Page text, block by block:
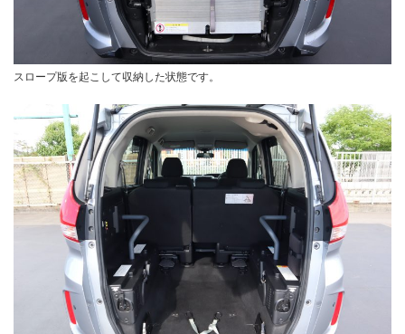
スロープ版を起こして収納した状態です。